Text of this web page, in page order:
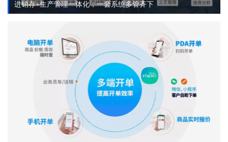
进销存+生产管理一体化，一套系统多管齐下